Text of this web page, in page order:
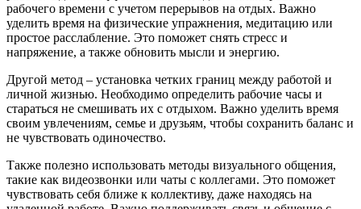
рабочего времени с учетом перерывов на отдых. Важно
уделить время на физические упражнения, медитацию или
простое расслабление. Это поможет снять стресс и
напряжение, а также обновить мысли и энергию.
Другой метод – установка четких границ между работой и
личной жизнью. Необходимо определить рабочие часы и
стараться не смешивать их с отдыхом. Важно уделить время
своим увлечениям, семье и друзьям, чтобы сохранить баланс и
не чувствовать одиночество.
Также полезно использовать методы визуального общения,
такие как видеозвонки или чаты с коллегами. Это поможет
чувствовать себя ближе к коллективу, даже находясь на